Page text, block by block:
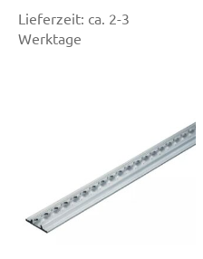
Lieferzeit: ca. 2-3
Werktage